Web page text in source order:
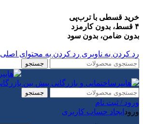
خرید قسطی با ترب‌پی
۴ قسط، بدون کارمزد
بدون ضامن، بدون سود
رد کردن به ناوبری رد کردن به محتوای اصلی
جستجو
جستجو
ورود / ثبت نام
ورود ایجاد حساب کاربری